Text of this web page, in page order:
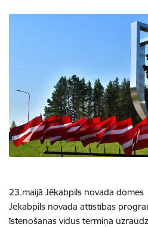
23.maijā Jēkabpils novada
Jēkabpils novada attīstības
īstenošanas vidus termiņa